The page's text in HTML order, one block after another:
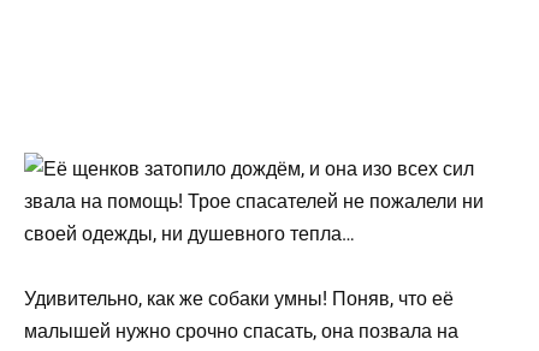
Удивительно, как же собаки умны! Поняв, что её
малышей нужно срочно спасать, она позвала на